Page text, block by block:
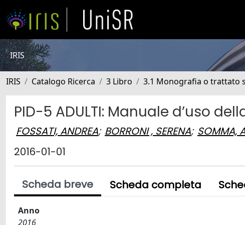
IRIS
IRIS Catalogo Ricerca 3 Libro 3.1 Monografia o trattato
PID-5 ADULTI: Manuale d’uso
FOSSATI, ANDREA; BORRONI , SERENA; SOMMA,
2016-01-01
Scheda breve Scheda completa
Anno
2016